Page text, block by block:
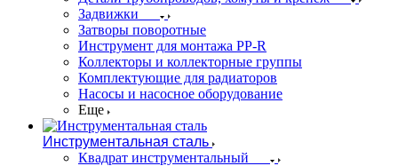
Задвижки
Затворы поворотные
Инструмент для монтажа PP-R
Коллекторы и коллекторные группы
Комплектующие для радиаторов
Насосы и насосное оборудование
Еще
Инструментальная сталь
Квадрат инструментальный